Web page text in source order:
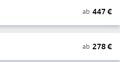
ab 447 €
ab 278€